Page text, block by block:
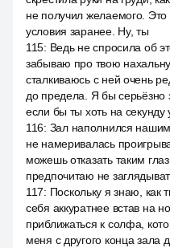
не получил желаемого.
условия заранее. Ну, ты
115: Ведь не спросила об
забываю про твою
сталкиваюсь с ней очень
до предела. Я бы серьёзно
если бы ты хоть на секунду
116: Зал наполнился
не намеривалась
можешь отказать таким
предпочитаю не
117: Поскольку я знаю, как
себя аккуратнее встав на
приближаться к солфа,
меня с другого конца зала